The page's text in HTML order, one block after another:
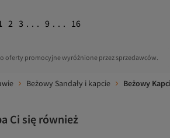
2 3 ... 9 ... 16
oferty promocyjne wyróżnione przez sprzedawców.
Beżowy Sandały i kapcie Beżowy
Ci się również